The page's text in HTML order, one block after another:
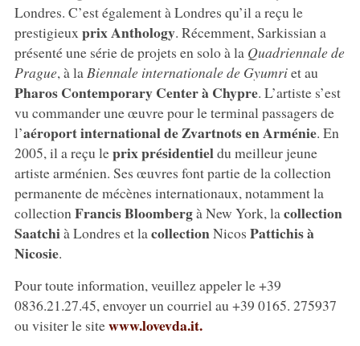
Londres. C’est également à Londres qu’il a reçu le
prestigieux prix Anthology. Récemment, Sarkissian a
présenté une série de projets en solo à la Quadriennale de
Prague, à la Biennale internationale de Gyumriet au
Pharos Contemporary Center à Chypre. L’artiste s’est
vu commander une œuvre pour le terminal passagers de
l’aéroport international de Zvartnots en Arménie. En
2005, il a reçu leprix présidentieldu meilleur jeune
artiste arménien. Ses œuvres font partie de la collection
permanente de mécènes internationaux, notamment la
collection Francis Bloombergà New York, la collection
Saatchià Londres et la collectionNicos Pattichis à
Nicosie.
Pour toute information, veuillez appeler le +39
0836.21.27.45, envoyer un courriel au +39 0165. 275937
ou visiter le sitewww.lovevda.it.